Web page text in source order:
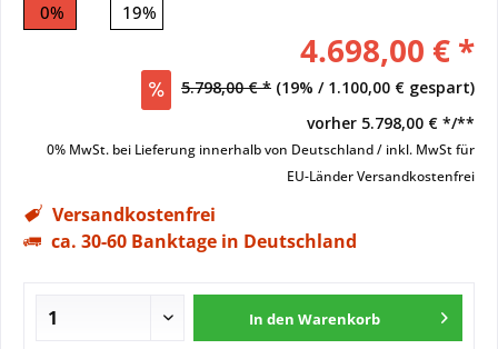
0% 19%
4.698,00 € *
5.798,00 € * (19% / 1.100,00 € gespart)
vorher 5.798,00 € */**
0% MwSt. bei Lieferung innerhalb von Deutschland / inkl. MwSt für
EU-LänderVersandkostenfrei
Versandkostenfrei
ca. 30-60 Banktage in Deutschland
In den Warenkorb